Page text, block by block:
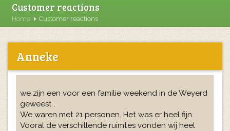
Home Customer reactions
Customer reactions
Anneke
we zijn een voor een familie weekend in de Weyerd
geweest .
We waren met 21 personen. Het was er heel fijn.
Vooral de verschillende ruimtes vonden wij heel